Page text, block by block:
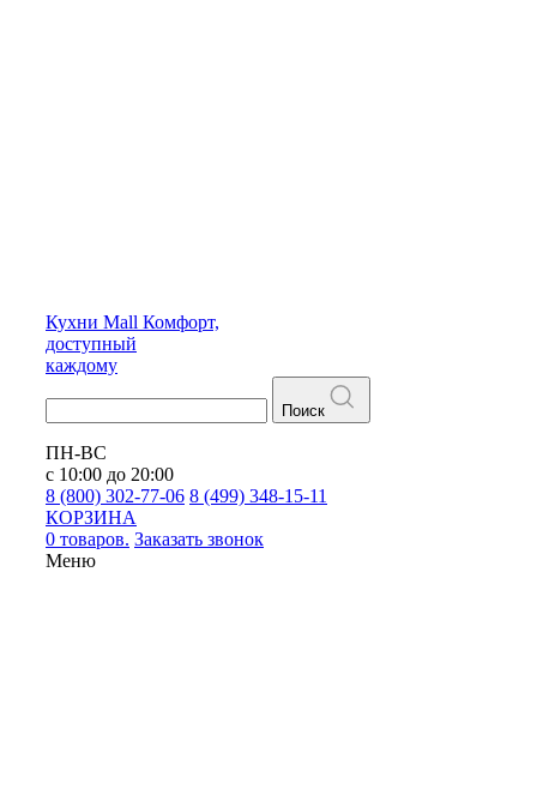
Кухни Mall Комфорт,
доступный
каждому
Поиск
ПН-ВС
с 10:00 до 20:00
8 (800) 302-77-06 8 (499) 348-15-11
КОРЗИНА
0 товаров. Заказать звонок
Меню